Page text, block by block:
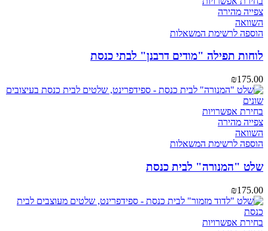
צפייה מהירה
השוואה
הוספה לרשימת המשאלות
לוחות תפילה "מודים דרבנן" לבתי כנסת
₪175.00
בחירת אפשרויות
צפייה מהירה
השוואה
הוספה לרשימת המשאלות
שלט "המנורה" לבית כנסת
₪175.00
בחירת אפשרויות